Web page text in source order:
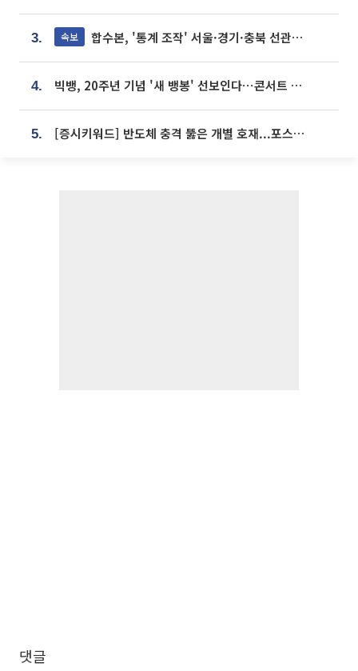
3. 속보 합수본, '통계 조작' 서울·경기·충북 선관위 등 추가 압수수색
4. 빅뱅, 20주년 기념 '새 뱅봉' 선보인다⋯콘서트 앞두고 팝업 개최
5. [증시키워드] 반도체 충격 뚫은 개별 호재...포스코퓨처엠·에코프로·한화솔루션 '눈길'
댓글